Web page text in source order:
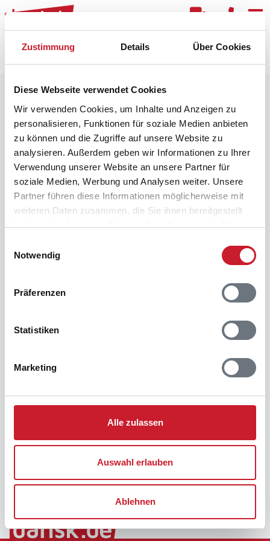
Zustimmung Details Über Cookies
Diese Webseite verwendet Cookies
Wir verwenden Cookies, um Inhalte und Anzeigen zu
personalisieren, Funktionen für soziale Medien anbieten
zu können und die Zugriffe auf unsere Website zu
analysieren. Außerdem geben wir Informationen zu Ihrer
Verwendung unserer Website an unsere Partner für
soziale Medien, Werbung und Analysen weiter. Unsere
Partner führen diese Informationen möglicherweise mit
weiteren Daten zusammen, die Sie ihnen bereitgestellt
haben oder die sie im Rahmen Ihrer Nutzung der Dienste
Notwendig
Präferenzen
Statistiken
Marketing
Alle zulassen
Auswahl erlauben
Ablehnen
Filter Raster